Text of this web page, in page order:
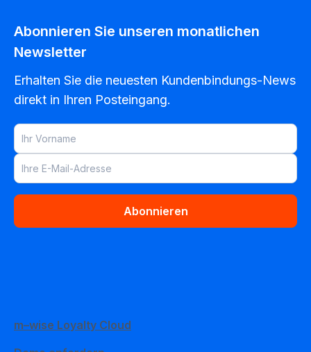
Abonnieren Sie unseren monatlichen
Newsletter
Erhalten Sie die neuesten Kundenbindungs-News
direkt in Ihren Posteingang.
Abonnieren
m–wise Loyalty Cloud